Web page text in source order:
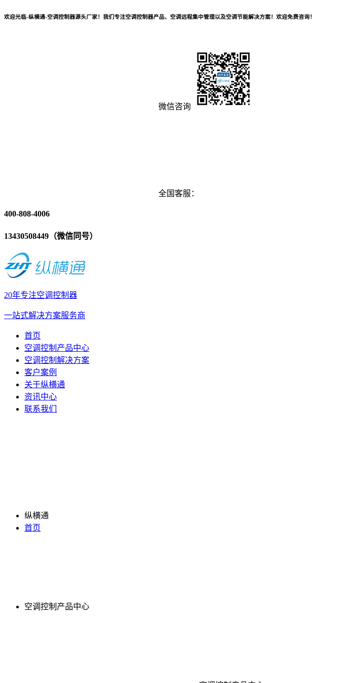
欢迎光临-纵横通-空调控制器源头厂家！我们专注空调控制器产品、空调远程集中管理以及空调节能解决方案！欢迎免费咨询！
微信咨询
全国客服：
400-808-4006
13430508449（微信同号）
20年专注空调控制器
一站式解决方案服务商
首页
空调控制产品中心
空调控制解决方案
客户案例
关于纵横通
资讯中心
联系我们
纵横通
首页
空调控制产品中心